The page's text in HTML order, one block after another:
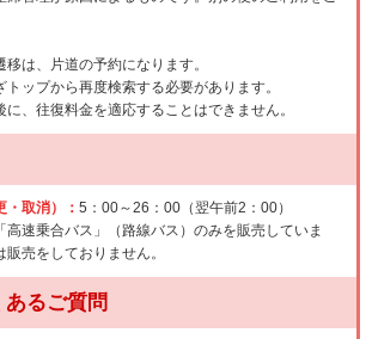
移は、片道の予約になります。
ップから再度検索する必要があります。
に、往復料金を適応することはできません。
・取消）： 5：00～26：00（翌午前2：00）
高速乗合バス」（路線バス）のみを販売していま
売をしておりません。
るご質問